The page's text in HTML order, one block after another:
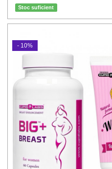
Stoc suficient
- 10%